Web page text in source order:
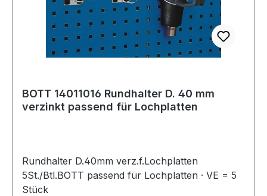
BOTT 14011016 Rundhalter D. 40 mm
verzinkt passend für Lochplatten
Rundhalter D.40mm verz.f.Lochplatten
5St./Btl.BOTT passend für Lochplatten · VE = 5
Stück